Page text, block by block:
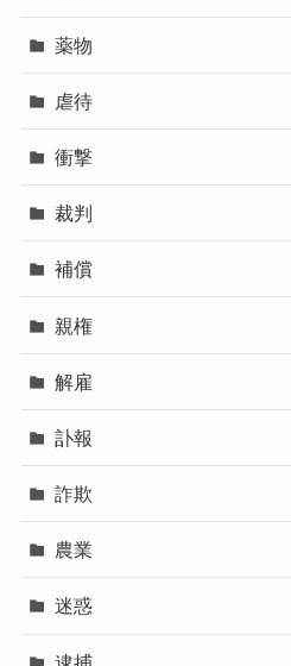
薬物
虐待
衝撃
裁判
補償
親権
解雇
訃報
詐欺
農業
迷惑